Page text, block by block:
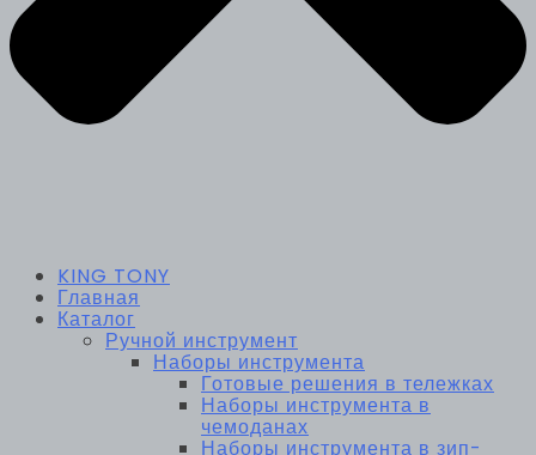
KING TONY
Главная
Каталог
Ручной инструмент
Наборы инструмента
Готовые решения в тележках
Наборы инструмента в
чемоданах
Наборы инструмента в зип-